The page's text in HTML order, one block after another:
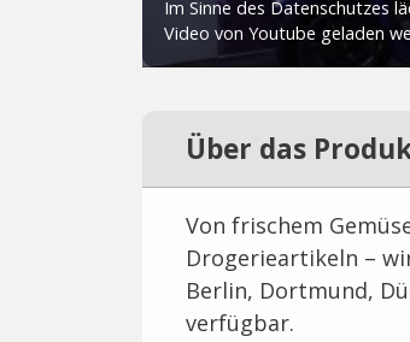
Über das
Von frischem
Drogerieartikeln –
Berlin, Dortmund,
verfügbar.